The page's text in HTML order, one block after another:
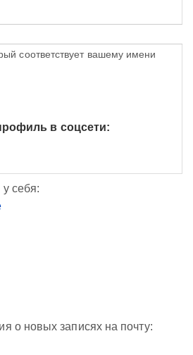
соответствует вашему имени
в соцсети:
себя:
о новых записях на почту: